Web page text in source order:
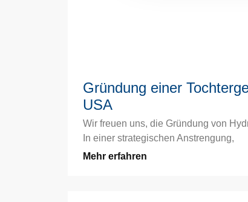
Gründung einer
USA
Wir freuen uns, die Gründung von
In einer strategischen Anstrengung,
Mehr erfahren